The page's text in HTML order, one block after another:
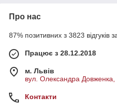
Про нас
87% позитивних з 3823 відгуків
Працює з 28.12.2018
м. Львів
вул. Олександра Довженка,
Контакти